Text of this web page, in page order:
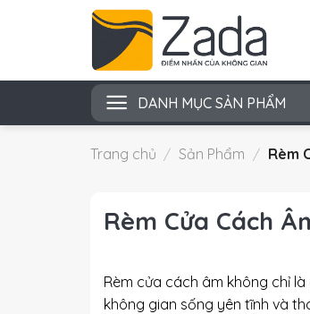
DANH MỤC SẢN PHẨM
Trang chủ / Sản Phẩm / Rèm
Rèm Cửa Cách
Rèm cửa cách âm không chỉ
không gian sống yên tĩnh và